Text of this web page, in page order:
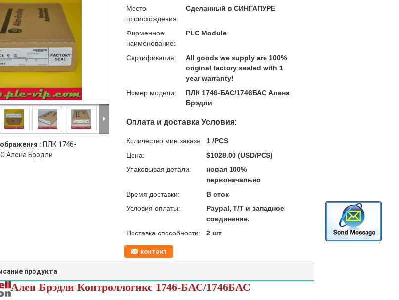
: ПЛК 1746-
Алена Брэдли
Место
происхождения:
Сделанный в СИНГАПУРЕ
Фирменное
наименование:
PLC Module
Сертификация:
All goods we supply are 100%
original factory sealed with 1
year warranty!
Номер модели:
ПЛК 1746-БАС/1746БАС Алена
Брэдли
Оплата и доставка Условия:
Количество мин заказа:
1 /PCS
Цена:
$1028.00 (USD/PCS)
Упаковывая детали:
новая 100%
первоначально
Время доставки:
В сток
Условия оплаты:
Paypal, T/T и западное
соединение.
Поставка способности:
2 шт
контакт
продукта
Ален Брэдли Контроллогикс 1746-БАС/1746БАС